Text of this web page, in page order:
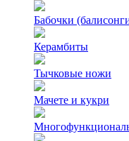
Бабочки
Керамбиты
Тычковые ножи
Мачете и кукри